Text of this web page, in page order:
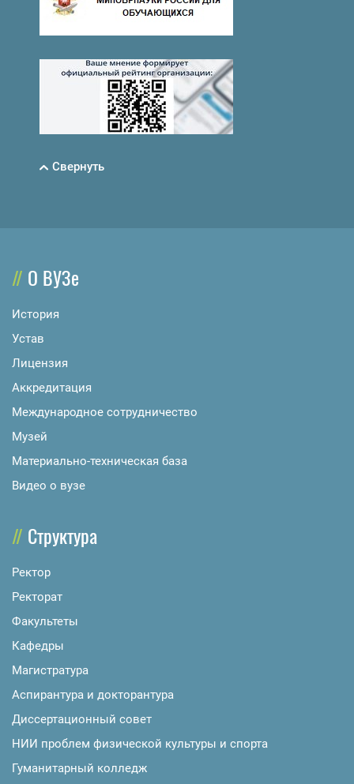
Свернуть
О ВУЗе
История
Устав
Лицензия
Аккредитация
Международное сотрудничество
Музей
Материально-техническая база
Видео о вузе
Структура
Ректор
Ректорат
Факультеты
Кафедры
Магистратура
Аспирантура и докторантура
Диссертационный совет
НИИ проблем физической культуры и спорта
Гуманитарный колледж